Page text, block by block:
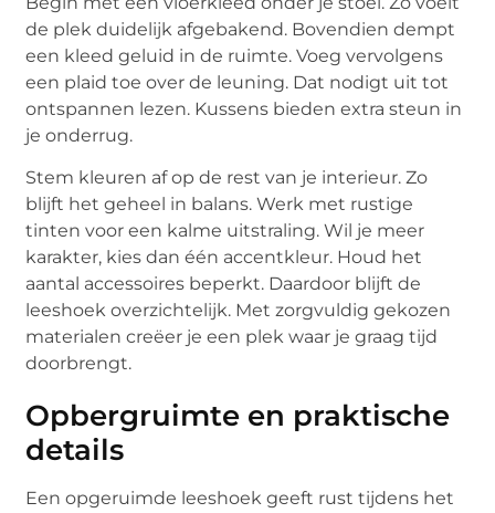
de plek duidelijk afgebakend. Bovendien dempt
een kleed geluid in de ruimte. Voeg vervolgens
een plaid toe over de leuning. Dat nodigt uit tot
ontspannen lezen. Kussens bieden extra steun in
je onderrug.
Stem kleuren af op de rest van je interieur. Zo
blijft het geheel in balans. Werk met rustige
tinten voor een kalme uitstraling. Wil je meer
karakter, kies dan één accentkleur. Houd het
aantal accessoires beperkt. Daardoor blijft de
leeshoek overzichtelijk. Met zorgvuldig gekozen
materialen creëer je een plek waar je graag tijd
doorbrengt.
Opbergruimte en praktische
details
Een opgeruimde leeshoek geeft rust tijdens het